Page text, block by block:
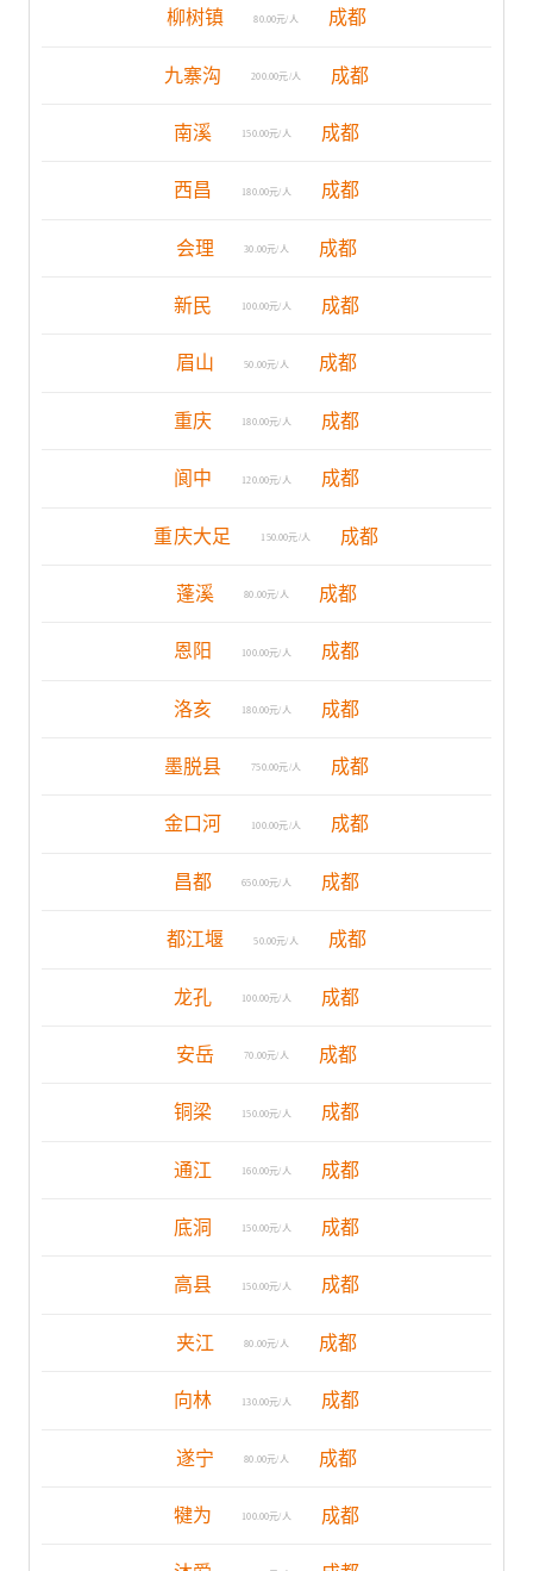
柳树镇 80.00元/人 成都
九寨沟 200.00元/人 成都
南溪 150.00元/人 成都
西昌 180.00元/人 成都
会理 30.00元/人 成都
新民 100.00元/人 成都
眉山 50.00元/人 成都
重庆 180.00元/人 成都
阆中 120.00元/人 成都
重庆大足 150.00元/人 成都
蓬溪 80.00元/人 成都
恩阳 100.00元/人 成都
洛亥 180.00元/人 成都
墨脱县 750.00元/人 成都
金口河 100.00元/人 成都
昌都 650.00元/人 成都
都江堰 50.00元/人 成都
龙孔 100.00元/人 成都
安岳 70.00元/人 成都
铜梁 150.00元/人 成都
通江 160.00元/人 成都
底洞 150.00元/人 成都
高县 150.00元/人 成都
夹江 80.00元/人 成都
向林 130.00元/人 成都
遂宁 80.00元/人 成都
犍为 100.00元/人 成都